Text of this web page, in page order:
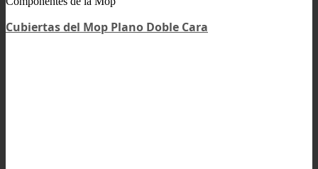
Cubiertas del Mop Plano Doble Cara